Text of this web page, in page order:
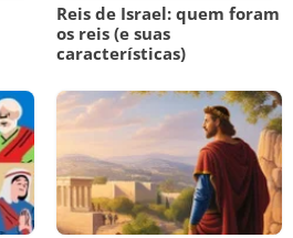
Reis de Israel: quem foram
os reis (e suas
características)